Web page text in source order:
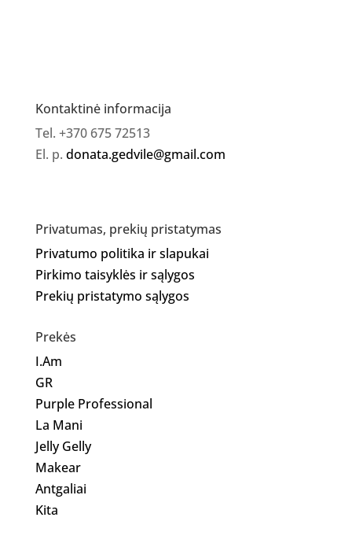
Kontaktinė informacija
Tel. +370 675 72513
El. p. donata.gedvile@gmail.com
Privatumas, prekių pristatymas
Privatumo politika ir slapukai
Pirkimo taisyklės ir sąlygos
Prekių pristatymo sąlygos
Prekės
I.Am
GR
Purple Professional
La Mani
Jelly Gelly
Makear
Antgaliai
Kita